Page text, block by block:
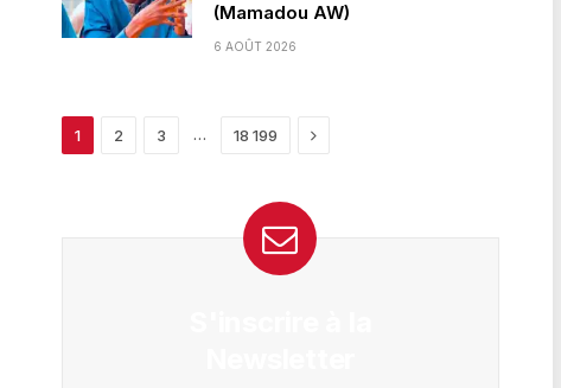
(Mamadou AW)
6 AOÛT 2026
1 2 3 … 18 199 Next